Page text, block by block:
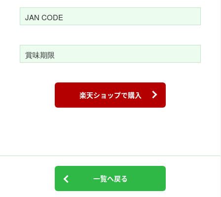
JAN CODE
賞味期限
楽天ショップで購入
一覧へ戻る